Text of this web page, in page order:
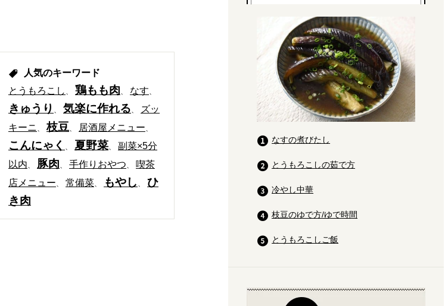
人気のキーワード
とうもろこし
鶏もも肉 なす
きゅうり 気楽に作れる
ズッ
キーニ
枝豆 居酒屋メニュー
こんにゃく 夏野菜
副菜×5分
以内
豚肉 手作りおやつ
喫茶
店メニュー
常備菜 もやし
ひ
き肉
なすの煮びたし
とうもろこしの茹で方
冷やし中華
枝豆のゆで方/ゆで時間
とうもろこしご飯